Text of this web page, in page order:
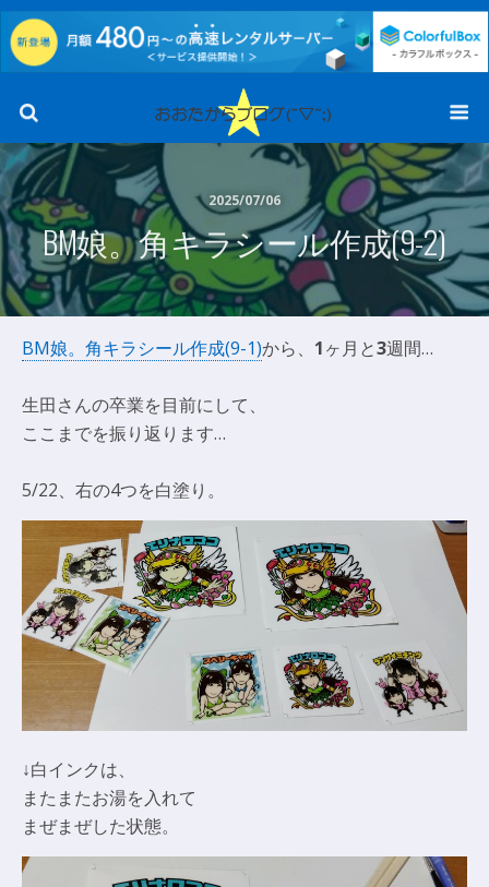
2025/07/06
BM娘。角キラシール作成(9-2)
BM娘。角キラシール作成(9-1)から、 1ヶ月と3週間…
生田さんの卒業を目前にして、
ここまでを振り返ります…
5/22、右の4つを白塗り。
↓白インクは、
またまたお湯を入れて
まぜまぜした状態。